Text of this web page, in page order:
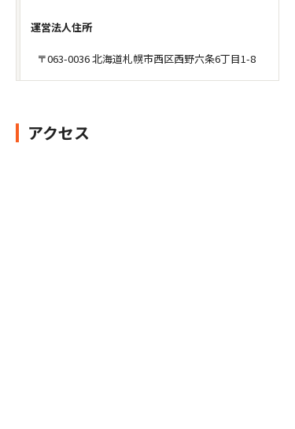
運営法人住所
〒063-0036 北海道札幌市西区西野六条6丁目1-8
アクセス